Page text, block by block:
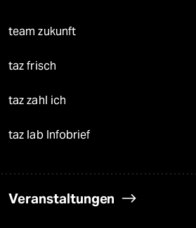
team zukunft
taz frisch
taz zahl ich
taz lab Infobrief
Veranstaltungen